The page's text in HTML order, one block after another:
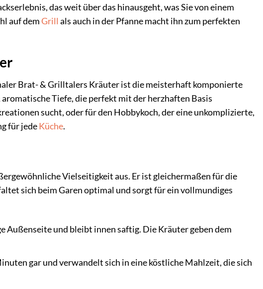
das weit über das hinausgeht, was Sie von einem
auf demGrill als auch in der Pfanne macht ihn zum perfekten
Brat- & Grilltalers Kräuter ist die meisterhaft komponierte
Tiefe, die perfekt mit der herzhaften Basis
sucht, oder für den Hobbykoch, der eine unkomplizierte,
für jedeKüche.
Vielseitigkeit aus. Er ist gleichermaßen für die
sich beim Garen optimal und sorgt für ein vollmundiges
Außenseite und bleibt innen saftig. Die Kräuter geben dem
gar und verwandelt sich in eine köstliche Mahlzeit, die sich